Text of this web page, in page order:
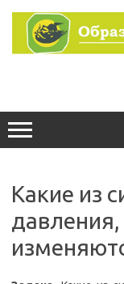
содержимому
Какие из
давления,